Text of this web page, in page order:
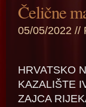
Čelične
05/05/2022 //
HRVATSKO
KAZALIŠTE
ZAJCA